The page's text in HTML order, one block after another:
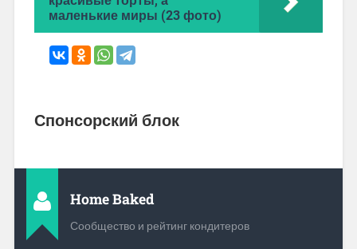
маленькие миры (23 фото)
Спонсорский блок
Home Baked
Сообщество и рейтинг кондитеров